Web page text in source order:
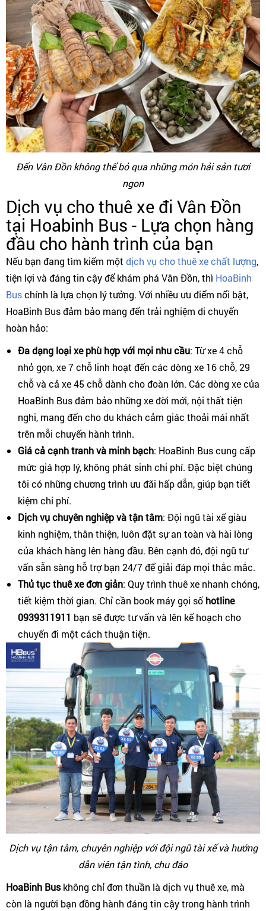
Đến Vân Đồn không thể bỏ qua những món hải sản tươi
ngon
Dịch vụ cho thuê xe đi Vân Đồn
tại Hoabinh Bus - Lựa chọn hàng
đầu cho hành trình của bạn
Nếu bạn đang tìm kiếm một dịch vụ cho thuê xe chất lượng,
tiện lợi và đáng tin cậy để khám phá Vân Đồn, thì HoaBinh
Buschính là lựa chọn lý tưởng. Với nhiều ưu điểm nổi bật,
HoaBinh Bus đảm bảo mang đến trải nghiệm di chuyển
hoàn hảo:
Đa dạng loại xe phù hợp với mọi nhu cầu: Từ xe 4 chỗ
nhỏ gọn, xe 7 chỗ linh hoạt đến các dòng xe 16 chỗ, 29
chỗ và cả xe 45 chỗ dành cho đoàn lớn. Các dòng xe của
HoaBinh Bus đảm bảo những xe đời mới, nội thất tiện
nghi, mang đến cho du khách cảm giác thoải mái nhất
trên mỗi chuyến hành trình.
Giá cả cạnh tranh và minh bạch: HoaBinh Bus cung cấp
mức giá hợp lý, không phát sinh chi phí. Đặc biệt chúng
tôi có những chương trình ưu đãi hấp dẫn, giúp bạn tiết
kiệm chi phí.
Dịch vụ chuyên nghiệp và tận tâm: Đội ngũ tài xế giàu
kinh nghiệm, thân thiện, luôn đặt sự an toàn và hài lòng
của khách hàng lên hàng đầu. Bên cạnh đó, đội ngũ tư
vấn sẵn sàng hỗ trợ bạn 24/7 để giải đáp mọi thắc mắc.
Thủ tục thuê xe đơn giản: Quy trình thuê xe nhanh chóng,
tiết kiệm thời gian. Chỉ cần book máy gọi sốhotline
0939311911 bạn sẽ được tư vấn và lên kế hoạch cho
chuyến đi một cách thuận tiện.
Dịch vụ tận tâm, chuyên nghiệp với đội ngũ tài xế và hướng
dẫn viên tận tình, chu đáo
HoaBinh Buskhông chỉ đơn thuần là dịch vụ thuê xe, mà
còn là người bạn đồng hành đáng tin cậy trong hành trình